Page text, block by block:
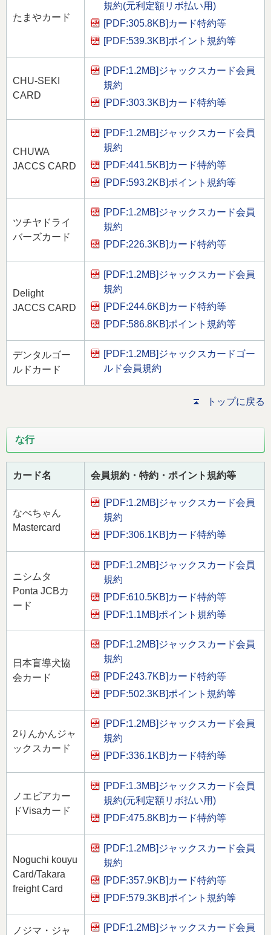
たまやカード
規約(元利定額リボ払い用)
[PDF:305.8KB] カード特約等
[PDF:539.3KB]ポイント規約等
CHU-SEKI
CARD
[PDF:1.2MB] ジャックスカード会員
規約
[PDF:303.3KB] カード特約等
CHUWA
JACCS CARD
[PDF:1.2MB] ジャックスカード会員
規約
[PDF:441.5KB] カード特約等
[PDF:593.2KB]ポイント規約等
ツチヤドライ
バーズカード
[PDF:1.2MB] ジャックスカード会員
規約
[PDF:226.3KB] カード特約等
Delight
JACCS CARD
[PDF:1.2MB] ジャックスカード会員
規約
[PDF:244.6KB] カード特約等
[PDF:586.8KB]ポイント規約等
デンタルゴー
ルドカード
[PDF:1.2MB] ジャックスカードゴー
ルド会員規約
トップに戻る
な行
カード名 会員規約・特約・ポイント規約等
なべちゃん
Mastercard
[PDF:1.2MB] ジャックスカード会員
規約
[PDF:306.1KB] カード特約等
ニシムタ
Ponta JCBカ
ード
[PDF:1.2MB] ジャックスカード会員
規約
[PDF:610.5KB] カード特約等
[PDF:1.1MB]ポイント規約等
日本盲導犬協
会カード
[PDF:1.2MB] ジャックスカード会員
規約
[PDF:243.7KB] カード特約等
[PDF:502.3KB]ポイント規約等
2りんかんジャ
ックスカード
[PDF:1.2MB] ジャックスカード会員
規約
[PDF:336.1KB] カード特約等
ノエビアカー
ドVisaカード
[PDF:1.3MB] ジャックスカード会員
規約(元利定額リボ払い用)
[PDF:475.8KB] カード特約等
Noguchi kouyu
Card/Takara
freight Card
[PDF:1.2MB] ジャックスカード会員
規約
[PDF:357.9KB] カード特約等
[PDF:579.3KB]ポイント規約等
ノジマ・ジャ [PDF:1.2MB] ジャックスカード会員